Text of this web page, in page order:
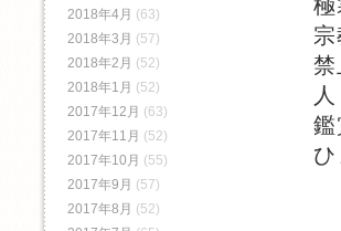
極
禁
鑑
2018年4月 (63)
2018年3月 (57)
2018年2月 (52)
2018年1月 (52)
2017年12月 (63)
2017年11月 (52)
2017年10月 (55)
2017年9月 (57)
2017年8月 (52)